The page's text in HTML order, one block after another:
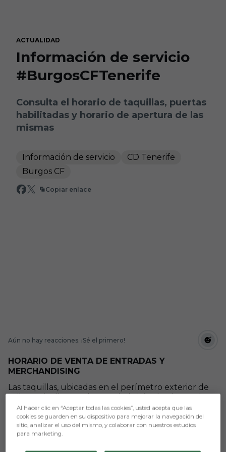
ACTUALIDAD
Información de servicio
#BurgosCFTenerife
Consulta el horario de taquillas, puertas
habilitadas y horario de apertura de las
mismas
Información de servicio
CD Tenerife
Burgos CF
Copiar enlace
Aún no hay reacciones. ¡Sé el primero!
HORARIO DE VENTA DE ENTRADAS Y
MERCHANDISING
Las taquillas, ubicadas en el perímetro exterior de
Tribuna (Calle Dos de Mayo) abrirán desde una hora
antes del choque, a las 13:00, y permanecerán
operativas hasta el comienzo del encuentro.
Desde la pasada temporada, cualquier incidencia
Al hacer clic en “Aceptar todas las cookies”, usted acepta que las
cookies se guarden en su dispositivo para mejorar la navegación del
sitio, analizar el uso del mismo, y colaborar con nuestros estudios
para marketing.